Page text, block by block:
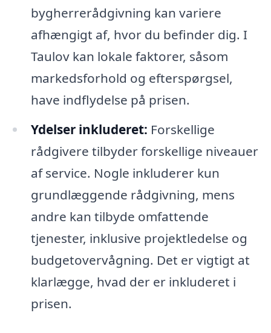
bygherrerådgivning kan variere
afhængigt af, hvor du befinder dig. I
Taulov kan lokale faktorer, såsom
markedsforhold og efterspørgsel,
have indflydelse på prisen.
Ydelser inkluderet: Forskellige
rådgivere tilbyder forskellige niveauer
af service. Nogle inkluderer kun
grundlæggende rådgivning, mens
andre kan tilbyde omfattende
tjenester, inklusive projektledelse og
budgetovervågning. Det er vigtigt at
klarlægge, hvad der er inkluderet i
prisen.